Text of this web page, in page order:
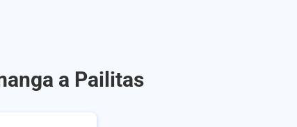
a Pailitas